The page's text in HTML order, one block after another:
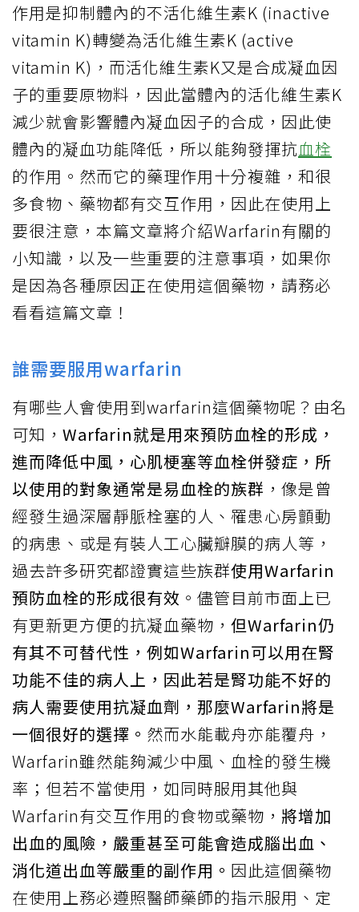
作用是抑制體內的不活化維生素K (inactive
vitamin K)轉變為活化維生素K (active
vitamin K)，而活化維生素K又是合成凝血因
子的重要原物料，因此當體內的活化維生素K
減少就會影響體內凝血因子的合成，因此使
體內的凝血功能降低，所以能夠發揮抗血栓
的作用。然而它的藥理作用十分複雜，和很
多食物、藥物都有交互作用，因此在使用上
要很注意，本篇文章將介紹Warfarin有關的
小知識，以及一些重要的注意事項，如果你
是因為各種原因正在使用這個藥物，請務必
看看這篇文章！
誰需要服用warfarin
有哪些人會使用到warfarin這個藥物呢？由名
可知， Warfarin就是用來預防血栓的形成，
進而降低中風，心肌梗塞等血栓併發症，所
以使用的對象通常是易血栓的族群 ，像是曾
經發生過深層靜脈栓塞的人、罹患心房顫動
的病患、或是有裝人工心臟瓣膜的病人等，
過去許多研究都證實這些族群使用Warfarin
預防血栓的形成很有效 。儘管目前市面上已
有更新更方便的抗凝血藥物， 但Warfarin仍
有其不可替代性，例如Warfarin可以用在腎
功能不佳的病人上，因此若是腎功能不好的
病人需要使用抗凝血劑，那麼Warfarin將是
一個很好的選擇。 然而水能載舟亦能覆舟，
Warfarin雖然能夠減少中風、血栓的發生機
率；但若不當使用，如同時服用其他與
Warfarin有交互作用的食物或藥物， 將增加
出血的風險，嚴重甚至可能會造成腦出血、
消化道出血等嚴重的副作用。 因此這個藥物
在使用上務必遵照醫師藥師的指示服用、定